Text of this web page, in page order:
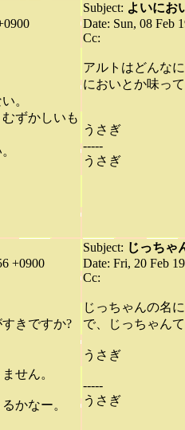
。
ずかしいも
Subject: よいにお
Date: Sun, 08 Feb
Cc:
アルトはどんな
においとか味っ
うさぎ
-----
うさぎ
+0900
きですか?
せん。
かなー。
Subject: じっちゃ
Date: Fri, 20 Feb
Cc:
じっちゃんの名
で、じっちゃん
うさぎ
-----
うさぎ